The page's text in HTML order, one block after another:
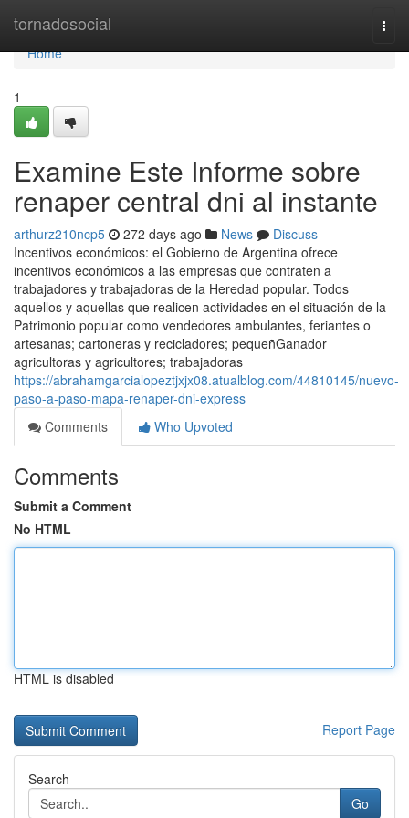
tornadosocial
Home
Home
1
Examine Este Informe sobre
renaper central dni al instante
arthurz210ncp5 272 days ago News
Discuss
Incentivos económicos: el Gobierno de Argentina ofrece
incentivos económicos a las empresas que contraten a
trabajadores y trabajadoras de la Heredad popular. Todos
aquellos y aquellas que realicen actividades en el situación de la
Patrimonio popular como vendedores ambulantes, feriantes o
artesanas; cartoneras y recicladores; pequeñGanador
agricultoras y agricultores; trabajadoras
https://abrahamgarcialopeztjxjx08.atualblog.com/44810145/nuevo-
paso-a-paso-mapa-renaper-dni-express
Comments
Who Upvoted
Comments
Submit a Comment
No HTML
HTML is disabled
Report Page
Search
Go